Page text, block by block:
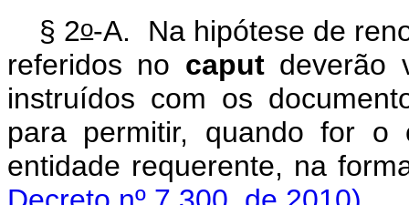
§ 2o-A.
Na hipótese de
referidos no caputdeverão
instruídos com os
para permitir, quando for o
entidade requerente, na